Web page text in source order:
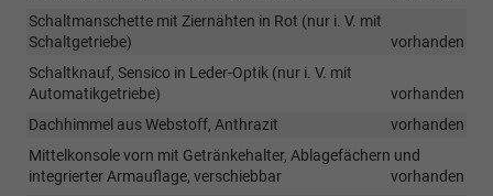
Schaltmanschette mit Ziernähten in Rot (nur i. V. mit
Schaltgetriebe)
vorhanden
Schaltknauf, Sensico in Leder-Optik (nur i. V. mit
Automatikgetriebe)
vorhanden
Dachhimmel aus Webstoff, Anthrazit
vorhanden
Mittelkonsole vorn mit Getränkehalter, Ablagefächern und
integrierter Armauflage, verschiebbar
vorhanden